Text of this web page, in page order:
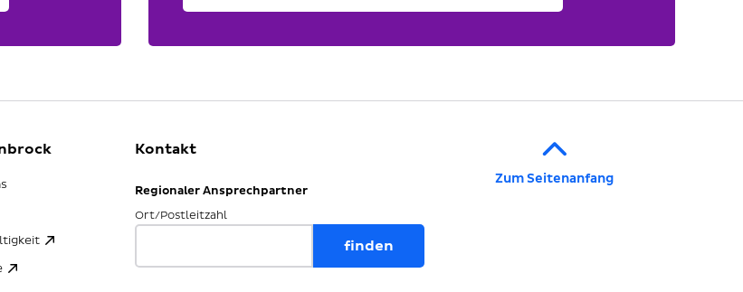
Kontakt
Regionaler Ansprechpartner
Ort/Postleitzahl
Zum Seitenanfang